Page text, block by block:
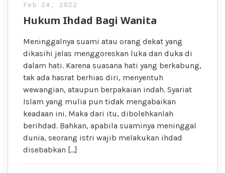
Feb 24, 2022
Hukum Ihdad Bagi Wanita
Meninggalnya suami atau orang dekat yang
dikasihi jelas menggoreskan luka dan duka di
dalam hati. Karena suasana hati yang berkabung,
tak ada hasrat berhias diri, menyentuh
wewangian, ataupun berpakaian indah. Syariat
Islam yang mulia pun tidak mengabaikan
keadaan ini. Maka dari itu, dibolehkanlah
berihdad. Bahkan, apabila suaminya meninggal
dunia, seorang istri wajib melakukan ihdad
disebabkan […]